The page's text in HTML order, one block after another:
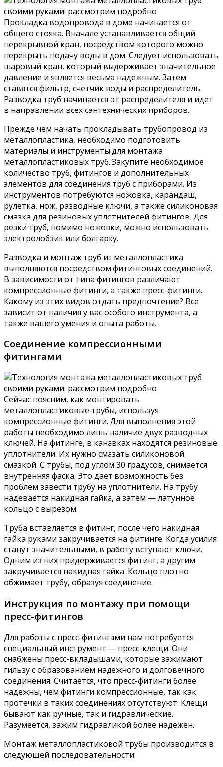
Прокладка водопровода в доме начинается от
общего стояка. Вначале устанавливается общий
перекрывной кран, посредством которого можно
перекрыть подачу воды в дом. Следует использовать
шаровый кран, который выдерживает значительное
давление и является весьма надежным. Затем
ставятся фильтр, счетчик воды и распределитель.
Разводка труб начинается от распределителя и идет
в направлении всех сантехнических приборов.
Прежде чем начать прокладывать трубопровод из
металлопластика, необходимо подготовить
материалы и инструменты для монтажа
металлопластиковых труб. Закупите необходимое
количество труб, фитингов и дополнительных
элементов для соединения труб с приборами. Из
инструментов потребуются ножовка, карандаш,
рулетка, нож, разводные ключи, а также силиконовая
смазка для резиновых уплотнителей фитингов. Для
резки труб, помимо ножовки, можно использовать
электролобзик или болгарку.
Разводка и монтаж труб из металлопластика
выполняются посредством фитинговых соединений.
В зависимости от типа фитингов различают
компрессионные фитинги, а также пресс-фитинги.
Какому из этих видов отдать предпочтение? Все
зависит от наличия у вас особого инструмента, а
также вашего умения и опыта работы.
Соединение компрессионными
фитингами
Сейчас поясним, как монтировать
металлопластиковые трубы, используя
компрессионные фитинги. Для выполнения этой
работы необходимо лишь наличие двух разводных
ключей. На фитинге, в канавках находятся резиновые
уплотнители. Их нужно смазать силиконовой
смазкой. С трубы, под углом 30 градусов, снимается
внутренняя фаска. Это дает возможность без
проблем завести трубу на уплотнители. На трубу
надевается накидная гайка, а затем — латунное
кольцо с вырезом.
Труба вставляется в фитинг, после чего накидная
гайка руками закручивается на фитинге. Когда усилия
станут значительными, в работу вступают ключи.
Одним из них придерживается фитинг, а другим
закручивается накидная гайка. Кольцо плотно
обжимает трубу, образуя соединение.
Инструкция по монтажу при помощи
пресс-фитингов
Для работы с пресс-фитингами нам потребуется
специальный инструмент — пресс-клещи. Они
снабжены пресс-вкладышами, которые зажимают
гильзу с образованием надежного и долговечного
соединения. Считается, что пресс-фитинги более
надежны, чем фитинги компрессионные, так как
протечки в таких соединениях отсутствуют. Клещи
бывают как ручные, так и гидравлические.
Разумеется, зажим гидравликой более надежен.
Монтаж металлопластиковой трубы производится в
следующей последовательности: